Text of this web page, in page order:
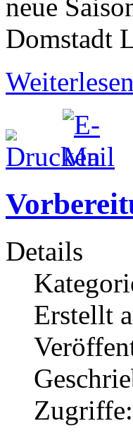
neue
Domstadt
Details
Erstellt